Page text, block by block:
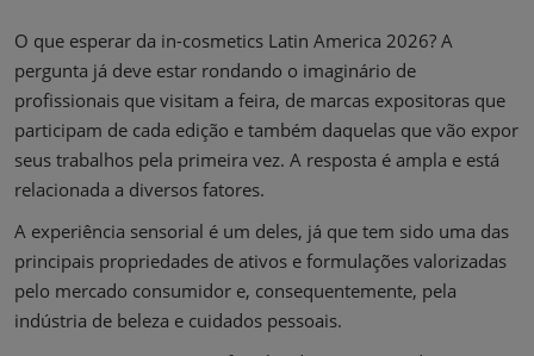
O que esperar da in-cosmetics Latin America 2026? A
pergunta já deve estar rondando o imaginário de
profissionais que visitam a feira, de marcas expositoras que
participam de cada edição e também daquelas que vão expor
seus trabalhos pela primeira vez. A resposta é ampla e está
relacionada a diversos fatores.
A experiência sensorial é um deles, já que tem sido uma das
principais propriedades de ativos e formulações valorizadas
pelo mercado consumidor e, consequentemente, pela
indústria de beleza e cuidados pessoais.